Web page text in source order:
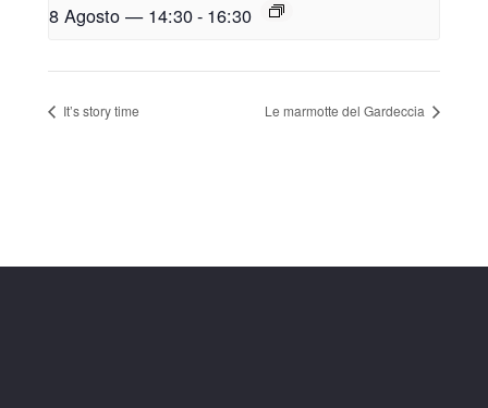
8 Agosto — 14:30- 16:30
It’s story time Le marmotte del Gardeccia